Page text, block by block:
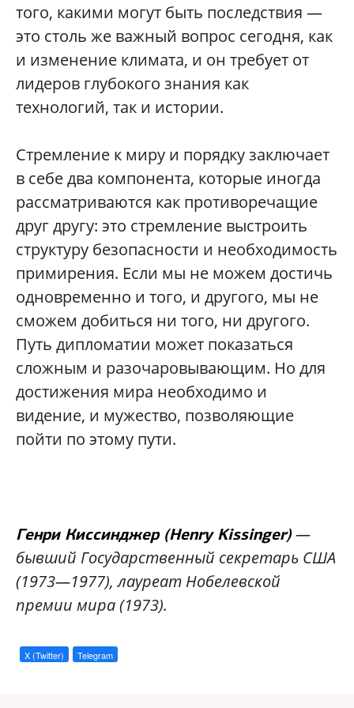
того, какими могут быть последствия —
это столь же важный вопрос сегодня, как
и изменение климата, и он требует от
лидеров глубокого знания как
технологий, так и истории.
Стремление к миру и порядку заключает
в себе два компонента, которые иногда
рассматриваются как противоречащие
друг другу: это стремление выстроить
структуру безопасности и необходимость
примирения. Если мы не можем достичь
одновременно и того, и другого, мы не
сможем добиться ни того, ни другого.
Путь дипломатии может показаться
сложным и разочаровывающим. Но для
достижения мира необходимо и
видение, и мужество, позволяющие
пойти по этому пути.
Генри Киссинджер (Henry Kissinger)—
бывший Государственный секретарь США
(1973—1977), лауреат Нобелевской
премии мира (1973).
X (Twitter) Telegram